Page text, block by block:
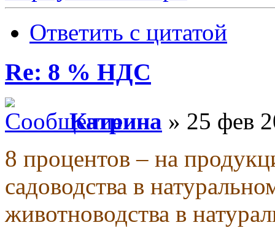
Ответить с цитатой
Re: 8 % НДС
Катрина » 25 фев
8 процентов – на
садоводства в
животноводства в